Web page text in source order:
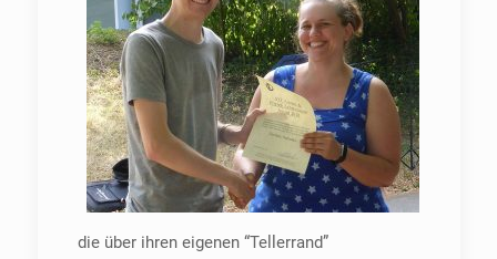
die über ihren eigenen “Tellerrand”